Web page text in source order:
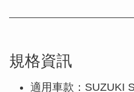
規格資訊
適用車款：SUZUKI